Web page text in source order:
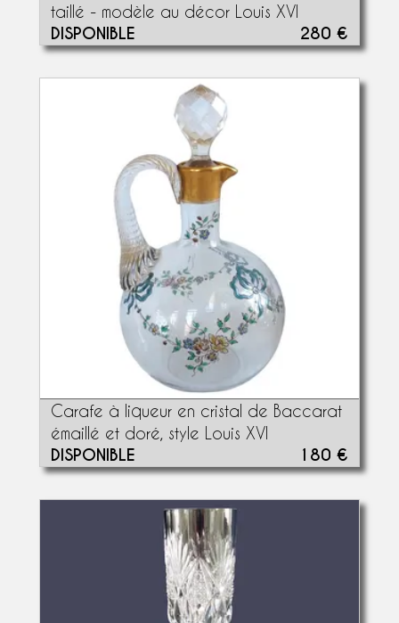
taillé - modèle au décor Louis XVI
DISPONIBLE 280 €
Carafe à liqueur en cristal de Baccarat
émaillé et doré, style Louis XVI
DISPONIBLE 180 €